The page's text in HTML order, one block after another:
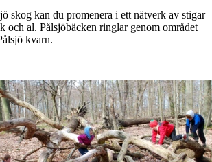
skog kan du promenera i ett nätverk av stigar
och al. Pålsjöbäcken ringlar genom området
kvarn.